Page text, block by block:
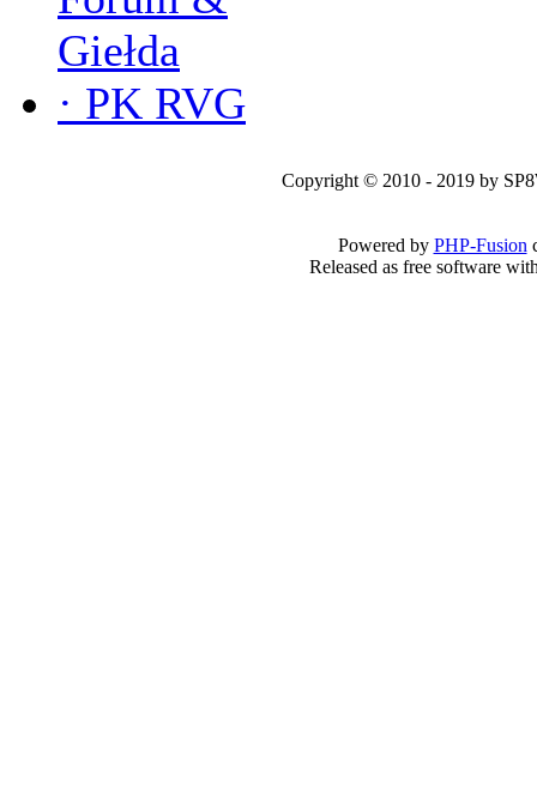
Giełda
· PK RVG
Copyright © 2010 - 2019 by
Powered by PHP-Fusion
Released as free software